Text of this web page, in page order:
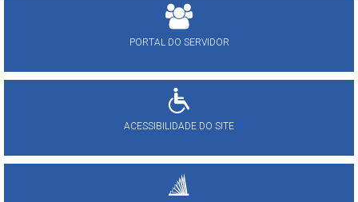
PORTAL DO SERVIDOR
ACESSIBILIDADE DO SITE